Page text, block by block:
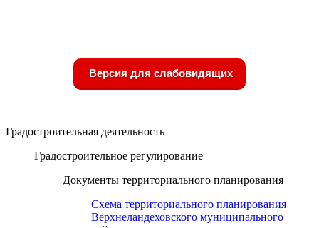
Версия для слабовидящих
Градостроительная деятельность
Градостроительное регулирование
Документы территориального планирования
Схема территориального планирования
Верхнеландеховского муниципального